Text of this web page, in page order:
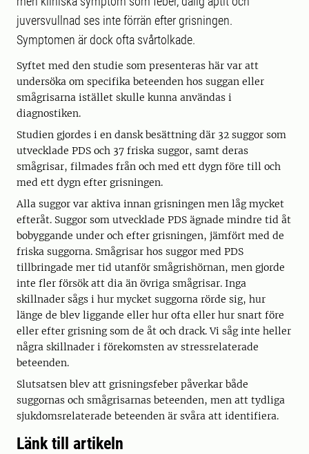
juversvullnad ses inte förrän efter grisningen.
Symptomen är dock ofta svårtolkade.
Syftet med den studie som presenteras här var att
undersöka om specifika beteenden hos suggan eller
smågrisarna istället skulle kunna användas i
diagnostiken.
Studien gjordes i en dansk besättning där 32 suggor som
utvecklade PDS och 37 friska suggor, samt deras
smågrisar, filmades från och med ett dygn före till och
med ett dygn efter grisningen.
Alla suggor var aktiva innan grisningen men låg mycket
efteråt. Suggor som utvecklade PDS ägnade mindre tid åt
bobyggande under och efter grisningen, jämfört med de
friska suggorna. Smågrisar hos suggor med PDS
tillbringade mer tid utanför smågrishörnan, men gjorde
inte fler försök att dia än övriga smågrisar. Inga
skillnader sågs i hur mycket suggorna rörde sig, hur
länge de blev liggande eller hur ofta eller hur snart före
eller efter grisning som de åt och drack. Vi såg inte heller
några skillnader i förekomsten av stressrelaterade
beteenden.
Slutsatsen blev att grisningsfeber påverkar både
suggornas och smågrisarnas beteenden, men att tydliga
sjukdomsrelaterade beteenden är svåra att identifiera.
Länk till artikeln